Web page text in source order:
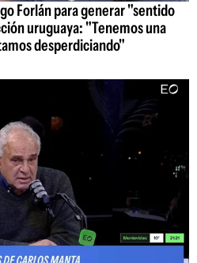
Forlán para generar "sentido
uruguaya: "Tenemos una
desperdiciando"